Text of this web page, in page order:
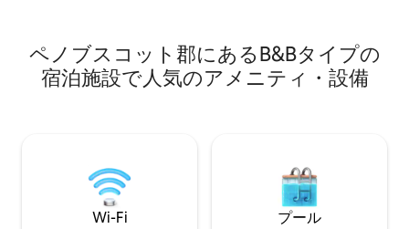
ペノブスコット郡にあるB&Bタイプの
宿泊施設で人気のアメニティ・設備
Wi-Fi プール